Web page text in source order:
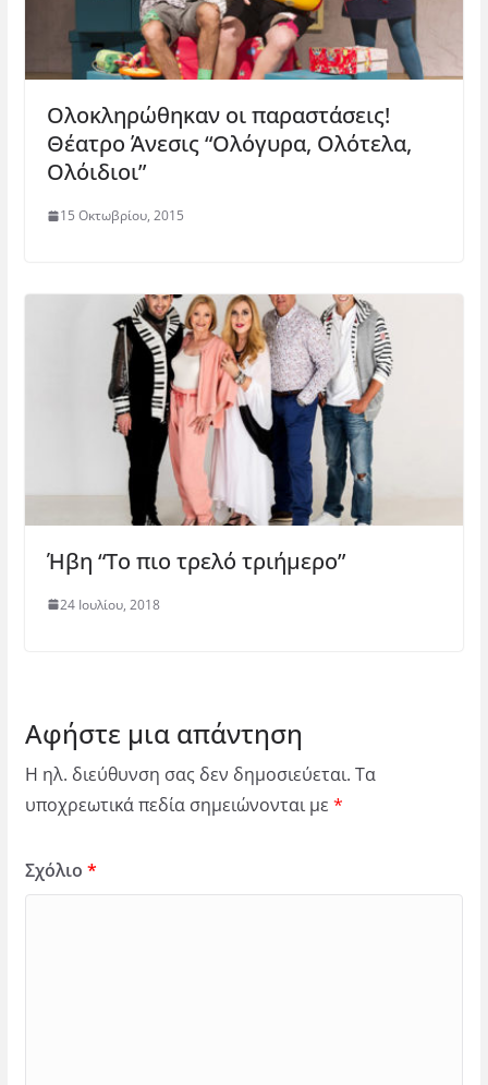
Ολοκληρώθηκαν οι παραστάσεις!
Θέατρο Άνεσις “Ολόγυρα, Ολότελα,
Ολόιδιοι”
15 Οκτωβρίου, 2015
Ήβη “Το πιο τρελό τριήμερο”
24 Ιουλίου, 2018
Αφήστε μια απάντηση
Η ηλ. διεύθυνση σας δεν δημοσιεύεται. Τα
υποχρεωτικά πεδία σημειώνονται με *
Σχόλιο *